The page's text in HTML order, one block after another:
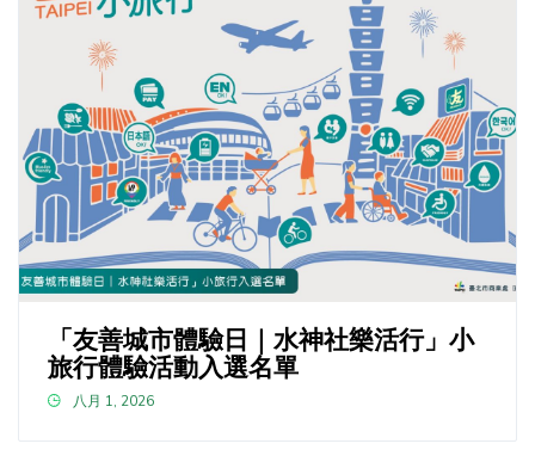
「友善城市體驗日｜水神社樂活行」小
旅行體驗活動入選名單
八月 1, 2026